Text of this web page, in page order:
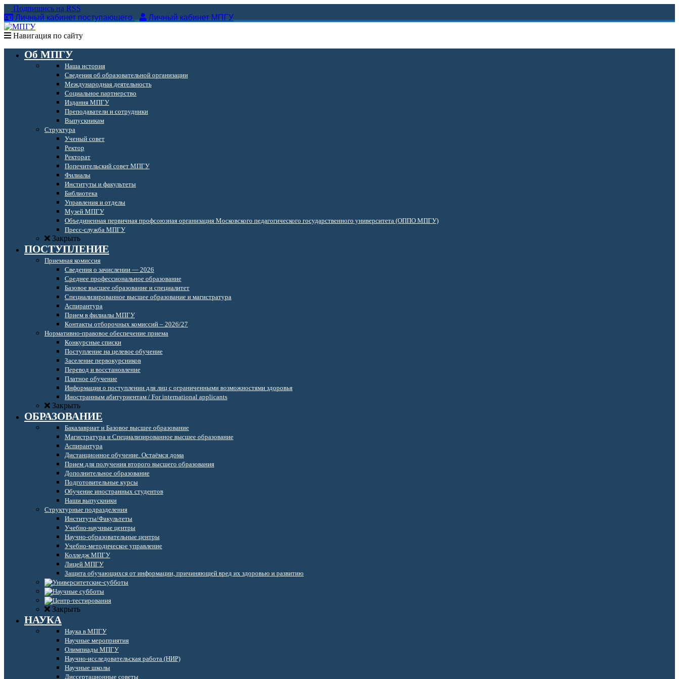
Подпишись на RSS
Личный кабинет поступающего
Личный кабинет МПГУ
Навигация по сайту
Об МПГУ
Наша история
Сведения об образовательной организации
Международная деятельность
Социальное партнерство
Издания МПГУ
Преподаватели и сотрудники
Выпускникам
Структура
Ученый совет
Ректор
Ректорат
Попечительский совет МПГУ
Филиалы
Институты и факультеты
Библиотека
Управления и отделы
Музей МПГУ
Объединенная первичная профсоюзная организация Московского педагогического государственного университета (ОППО МПГУ)
Пресс-служба МПГУ
Закрыть
ПОСТУПЛЕНИЕ
Приемная комиссия
Сведения о зачислении — 2026
Среднее профессиональное образование
Базовое высшее образование и специалитет
Специализированное высшее образование и магистратура
Аспирантура
Прием в филиалы МПГУ
Контакты отборочных комиссий – 2026/27
Нормативно-правовое обеспечение приема
Конкурсные списки
Поступление на целевое обучение
Заселение первокурсников
Перевод и восстановление
Платное обучение
Информация о поступлении для лиц с ограниченными возможностями здоровья
Иностранным абитуриентам / For international applicants
Закрыть
ОБРАЗОВАНИЕ
Бакалавриат и Базовое высшее образование
Магистратура и Специализированное высшее образование
Аспирантура
Дистанционное обучение. Остаёмся дома
Прием для получения второго высшего образования
Дополнительное образование
Подготовительные курсы
Обучение иностранных студентов
Наши выпускники
Структурные подразделения
Институты/Факультеты
Учебно-научные центры
Научно-образовательные центры
Учебно-методическое управление
Колледж МПГУ
Лицей МПГУ
Защита обучающихся от информации, причиняющей вред их здоровью и развитию
Закрыть
НАУКА
Наука в МПГУ
Научные мероприятия
Олимпиады МПГУ
Научно-исследовательская работа (НИР)
Научные школы
Диссертационные советы